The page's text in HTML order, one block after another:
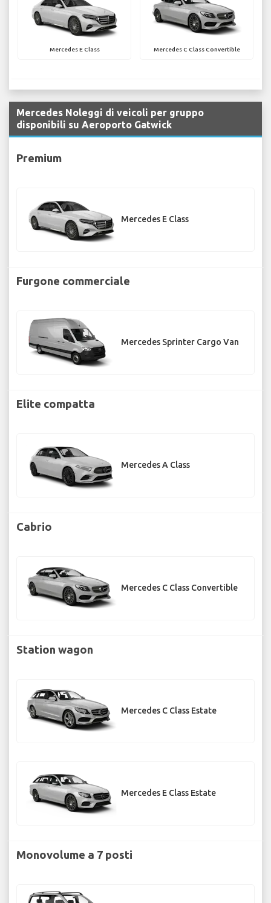
Mercedes E Class Mercedes C Class Convertible
Mercedes Noleggi di veicoli per gruppo
disponibili su Aeroporto Gatwick
Premium
Mercedes E Class
Furgone commerciale
Mercedes Sprinter Cargo Van
Elite compatta
Mercedes A Class
Cabrio
Mercedes C Class Convertible
Station wagon
Mercedes C Class Estate
Mercedes E Class Estate
Monovolume a 7 posti